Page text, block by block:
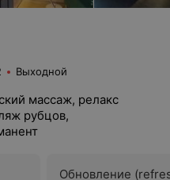
Выходной
массаж, релакс
рубцов,
Обновление